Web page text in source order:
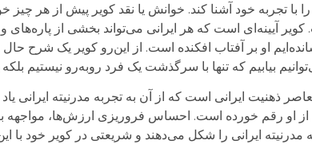
با تجربه خود آشنا کند. خوانش یا نقد کویر پیش از هر
آیینه‌ای است که هر ایرانی می‌تواند بخشی از پار‌ه‌های
او بر آفتاب افکنده است. از این‌رو کویر یک شرح
بیابیم که تنها با سرگذشت یک فرد روبه‌رو نیستیم
ایرانی است که از آن به تجربه مدرنیته ایرانی یاد
رقم خورده است. احساس فروریزی ارزش‌ها، مواجهه با
مدرنیته ایرانی را شکل می‌دهند و شریعتی در کویر خود